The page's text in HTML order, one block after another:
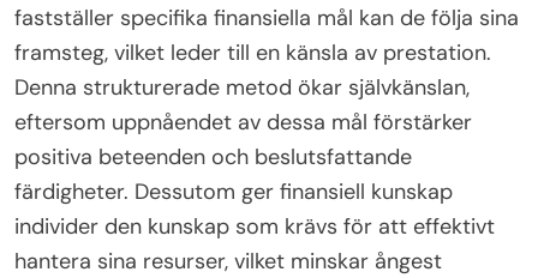
fastställer specifika finansiella mål kan de följa sina
framsteg, vilket leder till en känsla av prestation.
Denna strukturerade metod ökar självkänslan,
eftersom uppnåendet av dessa mål förstärker
positiva beteenden och beslutsfattande
färdigheter. Dessutom ger finansiell kunskap
individer den kunskap som krävs för att effektivt
hantera sina resurser, vilket minskar ångest